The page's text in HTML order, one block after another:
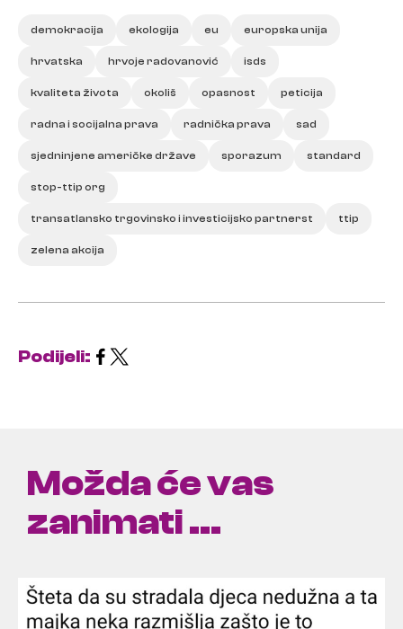
demokracija ekologija eu europska unija
hrvatska hrvoje radovanović isds
kvaliteta života okoliš opasnost peticija
radna i socijalna prava radnička prava sad
sjedninjene američke države sporazum standard
stop-ttip org
transatlansko trgovinsko i investicijsko partnerst ttip
zelena akcija
Podijeli:
Možda će vas
zanimati ...